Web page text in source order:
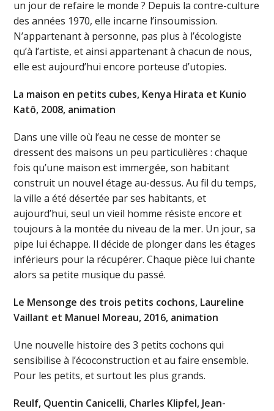
un jour de refaire le monde ? Depuis la contre-culture
des années 1970, elle incarne l’insoumission.
N’appartenant à personne, pas plus à l’écologiste
qu’à l’artiste, et ainsi appartenant à chacun de nous,
elle est aujourd’hui encore porteuse d’utopies.
La maison en petits cubes, Kenya Hirata et Kunio
Katô, 2008, animation
Dans une ville où l’eau ne cesse de monter se
dressent des maisons un peu particulières : chaque
fois qu’une maison est immergée, son habitant
construit un nouvel étage au-dessus. Au fil du temps,
la ville a été désertée par ses habitants, et
aujourd’hui, seul un vieil homme résiste encore et
toujours à la montée du niveau de la mer. Un jour, sa
pipe lui échappe. Il décide de plonger dans les étages
inférieurs pour la récupérer. Chaque pièce lui chante
alors sa petite musique du passé.
Le Mensonge des trois petits cochons, Laureline
Vaillant et Manuel Moreau, 2016, animation
Une nouvelle histoire des 3 petits cochons qui
sensibilise à l’écoconstruction et au faire ensemble.
Pour les petits, et surtout les plus grands.
Reulf, Quentin Canicelli, Charles Klipfel, Jean-